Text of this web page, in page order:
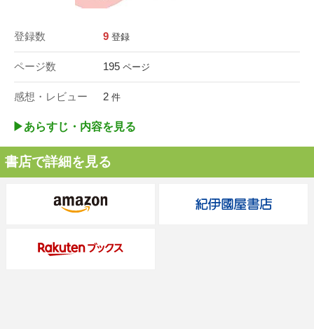
登録数 9 登録
ページ数 195 ページ
感想・レビュー 2 件
▶︎あらすじ・内容を見る
書店で詳細を見る